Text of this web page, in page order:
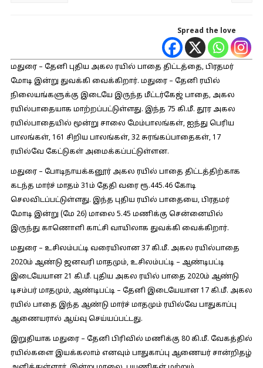
Spread the love
மதுரை – தேனி புதிய அகல ரயில் பாதை திட்டத்தை, பிரதமர்
மோடி இன்று துவக்கி வைக்கிறார். மதுரை – தேனி ரயில்
நிலையங்களுக்கு இடையே இருந்த மீட்டர்கேஜ் பாதை, அகல
ரயில்பாதையாக மாற்றப்பட்டுள்ளது. இந்த 75 கி.மீ. தூர அகல
ரயில்பாதையில் மூன்று சாலை மேம்பாலங்கள், ஐந்து பெரிய
பாலங்கள், 161 சிறிய பாலங்கள், 32 சுரங்கப்பாதைகள், 17
ரயில்வே கேட்டுகள் அமைக்கப்பட்டுள்ளன.
மதுரை – போடிநாயக்கனூர் அகல ரயில் பாதை திட்டத்திற்காக
கடந்த மார்ச் மாதம் 31ம் தேதி வரை ரூ.445.46 கோடி
செலவிடப்பட்டுள்ளது. இந்த புதிய ரயில் பாதையை, பிரதமர்
மோடி இன்று (மே 26) மாலை 5.45 மணிக்கு சென்னையில்
இருந்து காணொளி காட்சி வாயிலாக துவக்கி வைக்கிறார்.
மதுரை – உசிலம்பட்டி வரையிலான 37 கி.மீ. அகல ரயில்பாதை
2020ம் ஆண்டு ஜனவரி மாதமும், உசிலம்பட்டி – ஆண்டிபட்டி
இடையேயான 21 கி.மீ. புதிய அகல ரயில் பாதை 2020ம் ஆண்டு
டிசம்பர் மாதமும், ஆண்டிபட்டி – தேனி இடையேயான 17 கி.மீ. அகல
ரயில் பாதை இந்த ஆண்டு மார்ச் மாதமும் ரயில்வே பாதுகாப்பு
ஆணையரால் ஆய்வு செய்யப்பட்டது.
இறுதியாக மதுரை – தேனி பிரிவில் மணிக்கு 80 கி.மீ. வேகத்தில்
ரயில்களை இயக்கலாம் எனவும் பாதுகாப்பு ஆணையர் சான்றிதழ்